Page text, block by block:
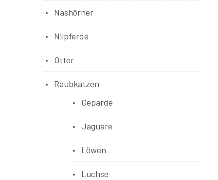
Nashörner
Nilpferde
Otter
Raubkatzen
Geparde
Jaguare
Löwen
Luchse